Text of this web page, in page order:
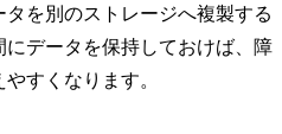
を別のストレージへ複製する
データを保持しておけば、障
すくなります。